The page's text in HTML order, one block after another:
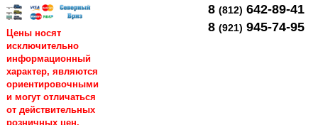
Цены носят
исключительно
информационный
характер, являются
ориентировочными
и могут отличаться
от действительных
розничных цен.
8 (812) 642-89-41
8 (921) 945-74-95